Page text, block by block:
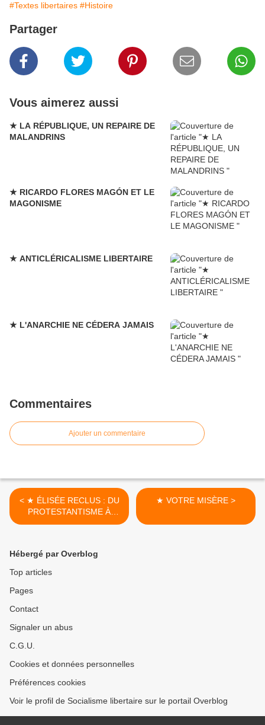
#Textes libertaires #Histoire
Partager
Vous aimerez aussi
★ LA RÉPUBLIQUE, UN REPAIRE DE
MALANDRINS
★ RICARDO FLORES MAGÓN ET LE
MAGONISME
★ ANTICLÉRICALISME LIBERTAIRE
★ L'ANARCHIE NE CÉDERA JAMAIS
Commentaires
Ajouter un commentaire
< ★ ÉLISÉE RECLUS : DU
PROTESTANTISME À
L'ANARCHIE
★ VOTRE MISÈRE >
Hébergé par Overblog
Top articles
Pages
Contact
Signaler un abus
C.G.U.
Cookies et données personnelles
Préférences cookies
Voir le profil de Socialisme libertaire sur le portail Overblog